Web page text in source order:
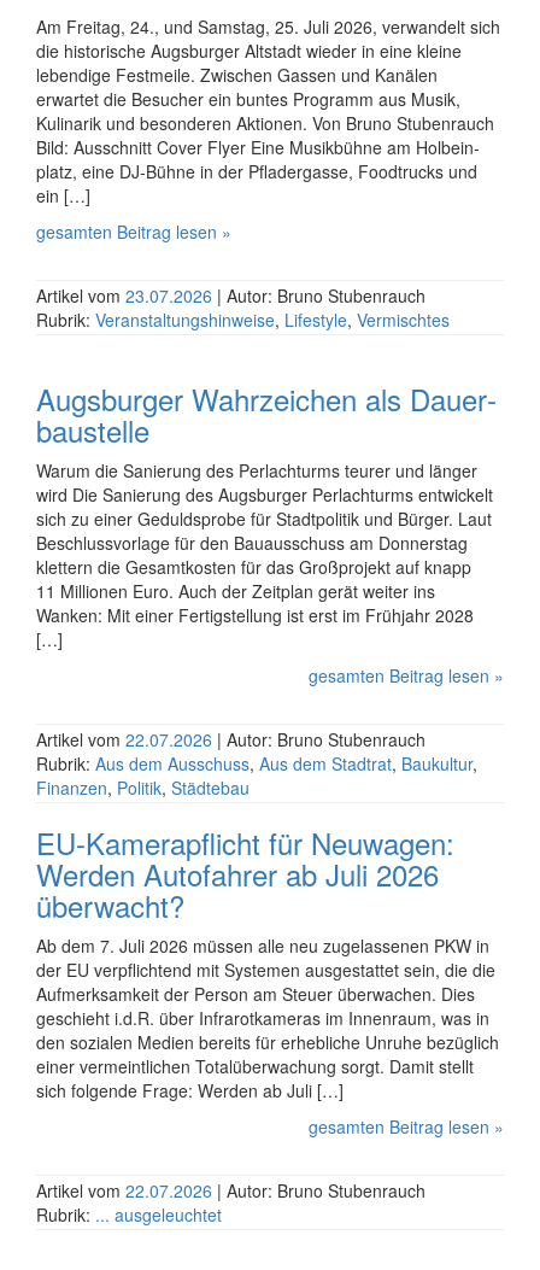
Am Freitag, 24., und Samstag, 25. Juli 2026, verwandelt sich
die historische Augsburger Altstadt wieder in eine kleine
lebendige Fest­meile. Zwischen Gassen und Kanälen
erwartet die Besucher ein buntes Programm aus Musik,
Kulinarik und besonderen Aktionen. Von Bruno Stubenrauch
Bild: Ausschnitt Cover Flyer Eine Musik­bühne am Holbein­
platz, eine DJ-Bühne in der Pfladergasse, Food­trucks und
ein […]
gesamten Beitrag lesen »
Artikel vom 23.07.2026 | Autor: Bruno Stubenrauch
Rubrik: Veranstaltungshinweise, Lifestyle, Vermischtes
Augsburger Wahrzeichen als Dauer­
baustelle
Warum die Sanierung des Perlachturms teurer und länger
wird Die Sanierung des Augsburger Perlachturms entwickelt
sich zu einer Gedulds­probe für Stadt­politik und Bürger. Laut
Beschluss­vorlage für den Bau­ausschuss am Donners­tag
klettern die Gesamt­kosten für das Großprojekt auf knapp
11 Milli­onen Euro. Auch der Zeitplan gerät weiter ins
Wanken: Mit einer Fertig­stellung ist erst im Frühjahr 2028
[…]
gesamten Beitrag lesen »
Artikel vom 22.07.2026 | Autor: Bruno Stubenrauch
Rubrik: Aus dem Ausschuss, Aus dem Stadtrat, Baukultur,
Finanzen, Politik, Städtebau
EU-Kamerapflicht für Neuwagen:
Werden Autofahrer ab Juli 2026
überwacht?
Ab dem 7. Juli 2026 müssen alle neu zuge­lassenen PKW in
der EU ver­pflichtend mit Systemen ausgestattet sein, die die
Auf­merk­samkeit der Person am Steuer überwachen. Dies
geschieht i.d.R. über Infra­rot­kameras im Innenraum, was in
den sozialen Medien bereits für erhebliche Unruhe bezüglich
einer ver­meint­lichen Total­über­wachung sorgt. Damit stellt
sich folgende Frage: Werden ab Juli […]
gesamten Beitrag lesen »
Artikel vom 22.07.2026 | Autor: Bruno Stubenrauch
Rubrik: ... ausgeleuchtet